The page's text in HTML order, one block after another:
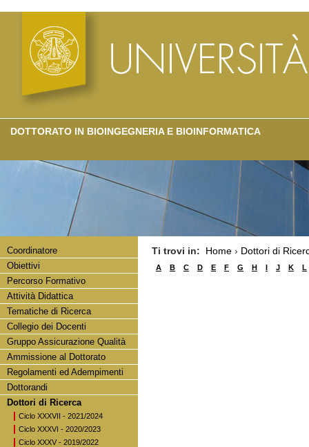
DOTTORATO IN BIOINGEGNERIA E BIOINFORMATICA
Coordinatore
Obiettivi
Percorso Formativo
Attività Didattica
Tematiche di Ricerca
Collegio dei Docenti
Gruppo Assicurazione Qualità
Ammissione al Dottorato
Regolamenti ed Adempimenti
Dottorandi
Dottori di Ricerca
Ciclo XXXVII - 2021/2024
Ciclo XXXVI - 2020/2023
Ciclo XXXV - 2019/2022
Ti trovi in: Home › Dottori di
A B C D E F G H I J K L